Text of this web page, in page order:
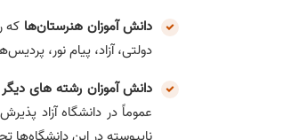
دانش آموزان هنرستان‌ها که
دولتی، آزاد، پیام نور،
دانش آموزان رشته های
عموماً در دانشگاه آزاد